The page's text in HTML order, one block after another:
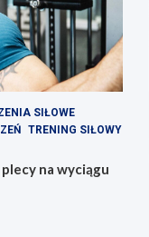
SIŁOWE
TRENING SIŁOWY
na wyciągu